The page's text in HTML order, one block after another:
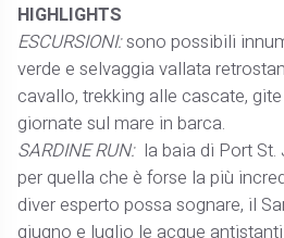
HIGHLIGHTS
ESCURSIONI:sono possibili
verde e selvaggia vallata
cavallo, trekking alle cascate,
giornate sul mare in barca.
SARDINE RUN: la baia di Port
per quella che è forse la più
diver esperto possa sognare, il
giugno e luglio le acque